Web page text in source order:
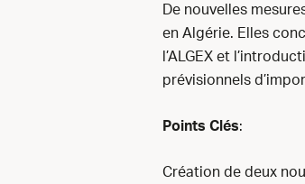
De nouvelles
en Algérie. Elles
l’ALGEX et
prévisionnels
Points Clés:
Création de deux